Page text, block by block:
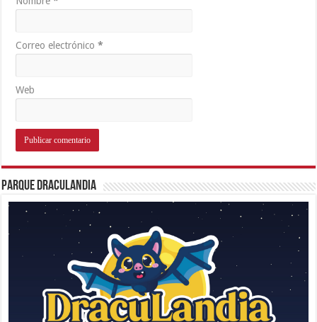
Correo electrónico*
Web
Parque Draculandia